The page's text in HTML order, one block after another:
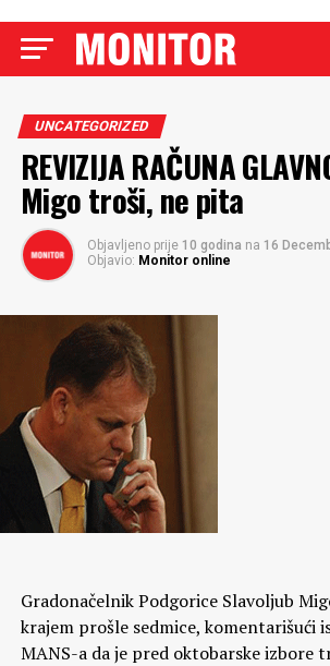
UNCATEGORIZED
REVIZIJA RAČUNA
Migo troši, ne pita
Objavljeno prije 10 godina na 16
Objavio: Monitor online
Gradonačelnik Podgorice Slavoljub
krajem prošle sedmice, komentarišući
MANS-a da je pred oktobarske izbore